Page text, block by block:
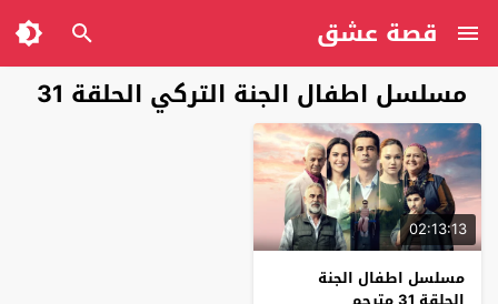
قصة عشق
مسلسل اطفال الجنة التركي الحلقة 31
02:13:13
مسلسل اطفال الجنة